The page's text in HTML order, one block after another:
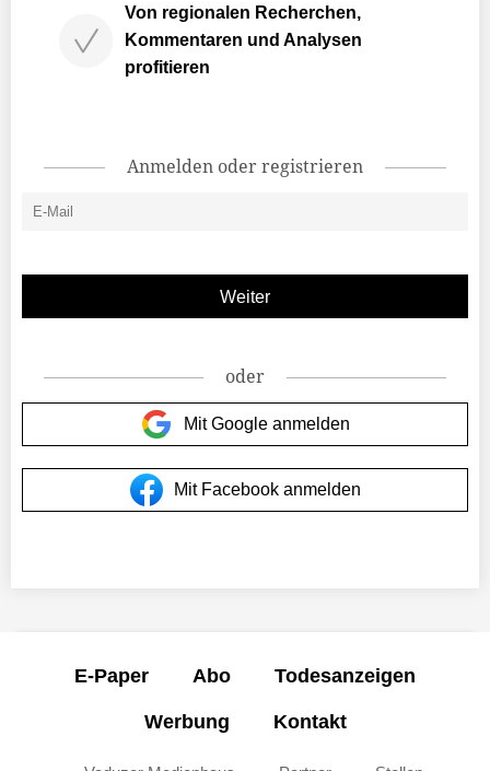
Von regionalen Recherchen,
Kommentaren und Analysen
profitieren
Anmelden oder registrieren
oder
Mit Google anmelden
Mit Facebook anmelden
E-Paper Abo Todesanzeigen
Werbung Kontakt